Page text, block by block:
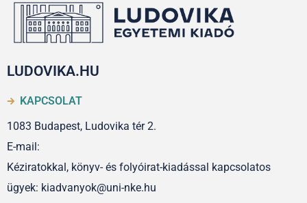
LUDOVIKA.HU
KAPCSOLAT
1083 Budapest, Ludovika tér 2.
E-mail:
Kéziratokkal, könyv- és folyóirat-kiadással kapcsolatos
ügyek: kiadvanyok@uni-nke.hu